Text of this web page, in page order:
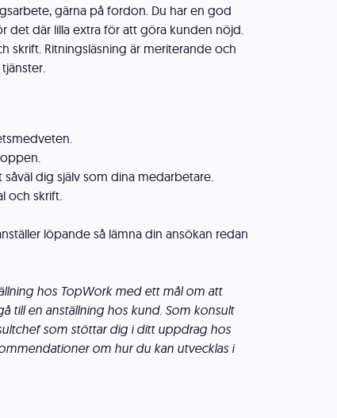
gärna på fordon. Du har en god
det där lilla extra för att göra kunden nöjd.
skrift. Ritningsläsning är meriterande och
dig själv som dina medarbetare.
och skrift.
löpande så lämna din ansökan redan
hos TopWork med ett mål om att
till en anställning hos kund. Som konsult
som stöttar dig i ditt uppdrag hos
om hur du kan utvecklas i